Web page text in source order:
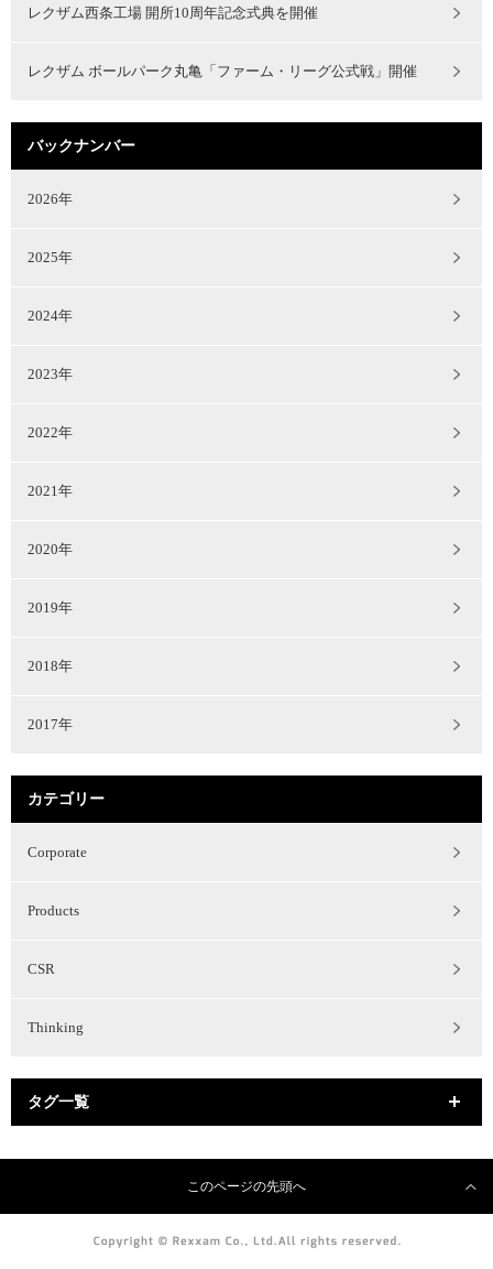
レクザム西条工場 開所10周年記念式典を開催
レクザム ボールパーク丸亀「ファーム・リーグ公式戦」開催
バックナンバー
2026年
2025年
2024年
2023年
2022年
2021年
2020年
2019年
2018年
2017年
カテゴリー
Corporate
Products
CSR
Thinking
タグ一覧
このページの先頭へ